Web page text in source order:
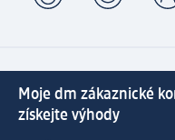
Moje dm zákaznické
získejte výhody